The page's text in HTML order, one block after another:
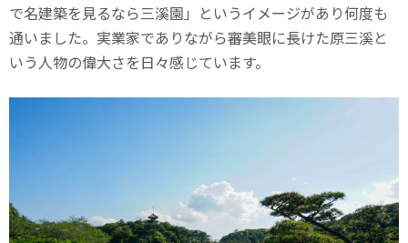
で名建築を見るなら三溪園」というイメージがあり何度も
通いました。実業家でありながら審美眼に長けた原三溪と
いう人物の偉大さを日々感じています。